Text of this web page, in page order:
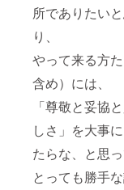
所でありたい
り、
やって来る方
含め）には、
「尊敬と妥協
しさ」を大事
たらな、と思っ
とっても勝手な